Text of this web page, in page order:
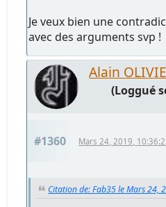
Je veux bien une
avec des arguments svp !
Alain
(Loggué
#1360 Mars 24, 2019,
Citation de: Fab35 le Mars 24,